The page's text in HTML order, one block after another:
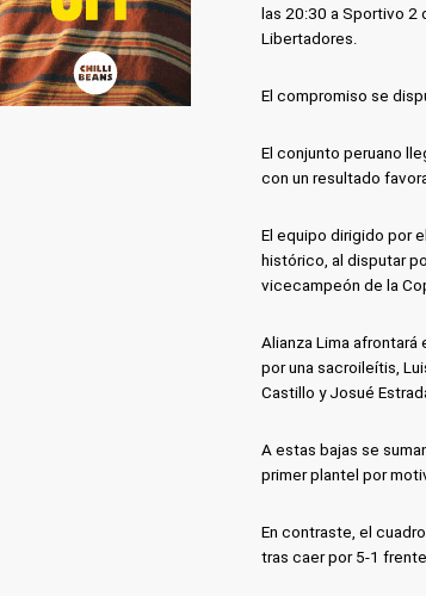
las 20:30 a Sportivo 2
Libertadores.
El compromiso se
El conjunto peruano
con un resultado
El equipo dirigido por
histórico, al disputar
vicecampeón de la
Alianza Lima
por una sacroileítis,
Castillo y Josué
A estas bajas se
primer plantel por
En contraste, el
tras caer por 5-1